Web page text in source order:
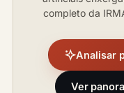
completo da
Analisar
Ver